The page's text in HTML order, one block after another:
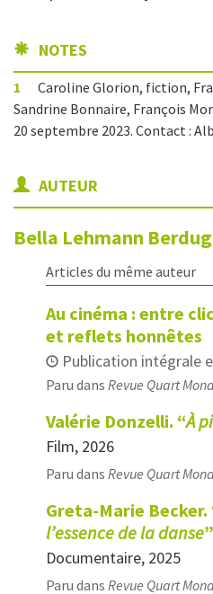
NOTES
1
Caroline Glorion, fiction,
Sandrine Bonnaire, François
20 septembre 2023. Contact :
AUTEUR
Bella Lehmann
Articles du même auteur
Au cinéma : entre
et reflets honnêtes
Publication intégrale
Paru dans Revue Quart
Valérie Donzelli. “À
Film, 2026
Paru dans Revue Quart
Greta-Marie Becker.
l’essence de la danse”
Documentaire, 2025
Paru dans Revue Quart